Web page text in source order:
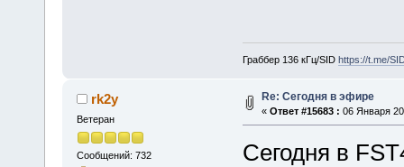
Граббер 136 кГц/SID https://t.me/
rk2y
Ветеран
Сообщений: 732
Re: Сегодня в эфире
« Ответ #15683 : 06 Января
Сегодня в